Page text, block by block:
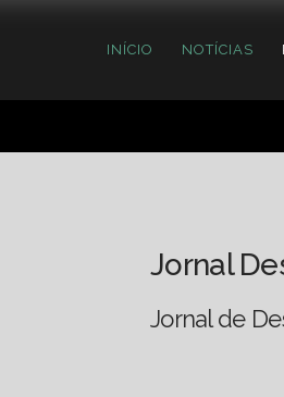
INÍCIO NOTÍCIAS
Jornal
Jornal de